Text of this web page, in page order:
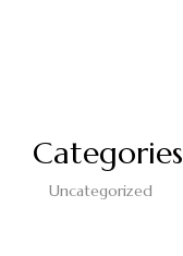
Categories
Uncategorized